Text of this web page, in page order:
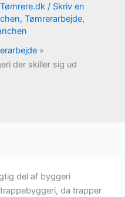
Tømrere.dk / Skriv en
, Tømrerarbejde,
der skiller sig ud
del af byggeri
da trapper